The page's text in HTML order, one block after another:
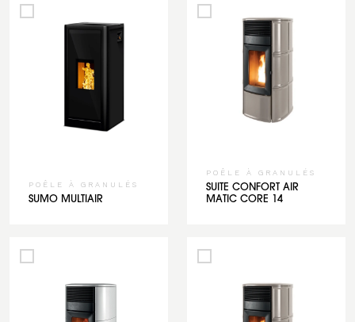
POÊLE À GRANULÉS
SUMO MULTIAIR
POÊLE À GRANULÉS
SUITE CONFORT AIR
MATIC CORE 14